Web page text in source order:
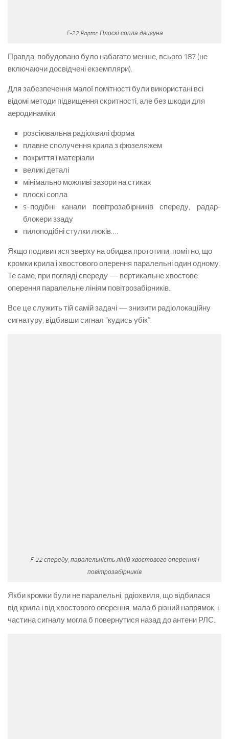
F-22 Raptor. Плоскі сопла двигуна
Правда, побудовано було набагато менше, всього 187 (не
включаючи досвідчені екземпляри).
Для забезпечення малої помітності були використані всі
відомі методи підвищення скритності, але без шкоди для
аеродинаміки:
розсіювальна радіохвилі форма
плавне сполучення крила з фюзеляжем
покриття і матеріали
великі деталі
мінімально можливі зазори на стиках
плоскі сопла
s-подібні канали повітрозабірників спереду, радар-
блокери ззаду
пилоподібні стулки люків….
Якщо подивитися зверху на обидва прототипи, помітно, що
кромки крила і хвостового оперення паралельні один одному.
Те саме, при погляді спереду — вертикальне хвостове
оперення паралельне лініям повітрозабірників.
Все це служить тій самій задачі — знизити радіолокаційну
сигнатуру, відбивши сигнал “кудись убік”.
F-22 спереду, паралельність ліній хвостового оперення і
повітрозабірників
Якби кромки були не паралельні, рдіохвиля, що відбилася
від крила і від хвостового оперення, мала б різний напрямок, і
частина сигналу могла б повернутися назад до антени РЛС.